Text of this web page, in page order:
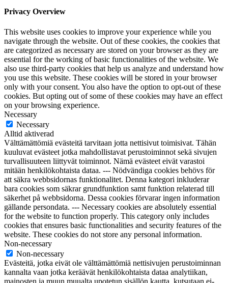
Privacy Overview
This website uses cookies to improve your experience while you
navigate through the website. Out of these cookies, the cookies that
are categorized as necessary are stored on your browser as they are
essential for the working of basic functionalities of the website. We
also use third-party cookies that help us analyze and understand how
you use this website. These cookies will be stored in your browser
only with your consent. You also have the option to opt-out of these
cookies. But opting out of some of these cookies may have an effect
on your browsing experience.
Necessary
Necessary
Alltid aktiverad
Välttämättömiä evästeitä tarvitaan jotta nettisivut toimisivat. Tähän
kuuluvat evästeet jotka mahdollistavat perustoiminnot sekä sivujen
turvallisuuteen liittyvät toiminnot. Nämä evästeet eivät varastoi
mitään henkilökohtaista dataa. --- Nödvändiga cookies behövs för
att säkra webbsidornas funktionalitet. Denna kategori inkluderar
bara cookies som säkrar grundfunktion samt funktion relaterad till
säkerhet på webbsidorna. Dessa cookies förvarar ingen information
gällande persondata. --- Necessary cookies are absolutely essential
for the website to function properly. This category only includes
cookies that ensures basic functionalities and security features of the
website. These cookies do not store any personal information.
Non-necessary
Non-necessary
Evästeitä, jotka eivät ole välttämättömiä nettisivujen perustoiminnan
kannalta vaan jotka keräävät henkilökohtaista dataa analytiikan,
mainosten ja muun muualta upotetun sisällön kautta, kutsutaan ei-